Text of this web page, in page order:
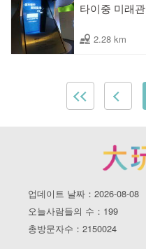
타이중 미래관
2.28 km
업데이트 날짜：2026-08-08
오늘사람들의 수：199
총방문자수：2150024